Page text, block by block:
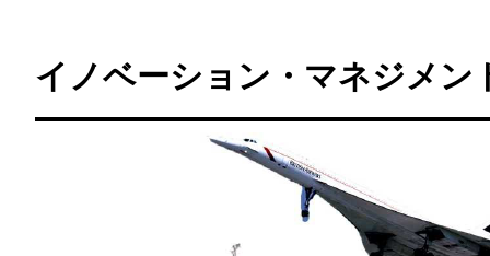
テ
イノベーション・マネジメン